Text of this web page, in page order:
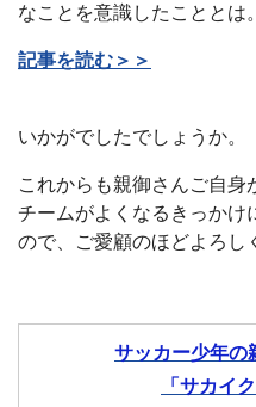
なことを意識したこととは。
記事を読む＞＞
いかがでしたでしょうか。
これからも親御さんご自身
チームがよくなるきっかけ
ので、ご愛顧のほどよろし
サッカー少年の
「サカイ